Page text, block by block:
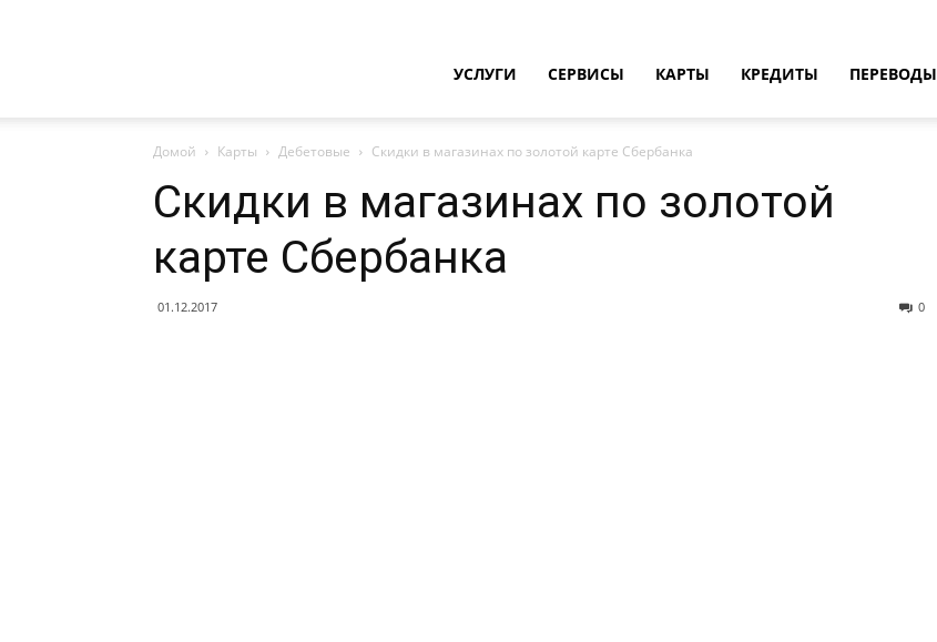
УСЛУГИ СЕРВИСЫ КАРТЫ КРЕДИТЫ ПЕРЕВОДЫ
Домой Карты Дебетовые Скидки в магазинах по золотой карте Сбербанка
Скидки в магазинах по золотой
карте Сбербанка
01.12.2017 0